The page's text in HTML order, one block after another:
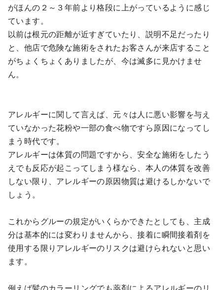
がほんの２～３年前より格段に上がっているように感じ
ています。
以前は根元の距離が近すぎていたり、説明不足だったり
と、他店で危険な施術をされたお客さんが来店すること
がちょくちょくありましたが、今は滅多に見かけませ
ん。
アレルギーに関して言えば、元々は人に悪い影響を与え
ていなかった花粉や一部の食べ物ですら原因になってし
まう時代です。
アレルギーは体質の問題ですから、安全な施術をしたう
えでも反応が起こってしまう様なら、本人の体質を改善
しない限り、アレルギーの原因物質は避けるしかないで
しょう。
これからグルーの規定がいくらかできたとしても、主成
分は基本的には変わりませんから、接着に瞬間接着剤を
使用する限りアレルギーのリスクは避けられないと思い
ます。